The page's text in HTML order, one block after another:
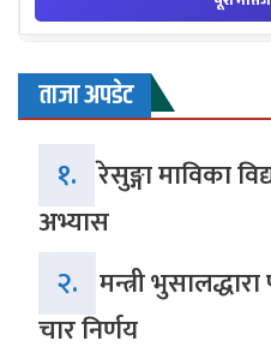
ताजा अपडेट
१. रेसुङ्गा माविका
अभ्यास
२. मन्त्री
चार निर्णय